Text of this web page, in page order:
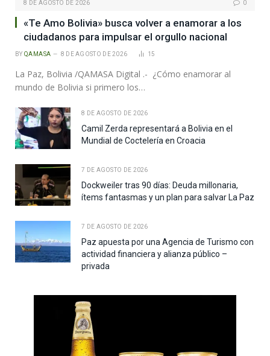
8 DE AGOSTO DE 2026 0
«Te Amo Bolivia» busca volver a enamorar a los
ciudadanos para impulsar el orgullo nacional
BY QAMASA 8 DE AGOSTO DE 2026 15
La Paz, Bolivia /QAMASA Digital .- ¿Cómo enamorar al
mundo de Bolivia si primero los…
8 DE AGOSTO DE 2026
Camil Zerda representará a Bolivia en el
Mundial de Coctelería en Croacia
7 DE AGOSTO DE 2026
Dockweiler tras 90 días: Deuda millonaria,
ítems fantasmas y un plan para salvar La Paz
7 DE AGOSTO DE 2026
Paz apuesta por una Agencia de Turismo con
actividad financiera y alianza público –
privada